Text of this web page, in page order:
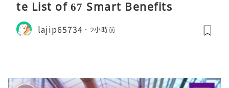
te List of 67 Smart Benefits
lajip65734 2小時前